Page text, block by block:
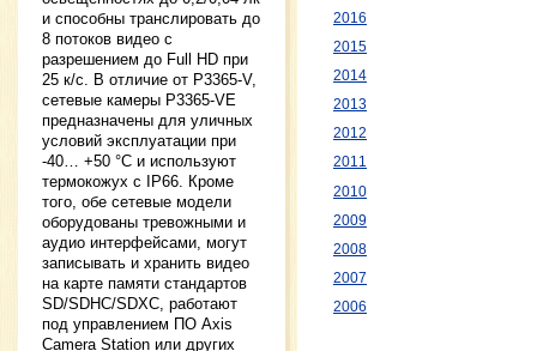
и способны транслировать до
8 потоков видео с
разрешением до Full HD при
25 к/с. В отличие от P3365-V,
сетевые камеры P3365-VЕ
предназначены для уличных
условий эксплуатации при
-40… +50 °C и используют
термокожух с IP66. Кроме
того, обе сетевые модели
оборудованы тревожными и
аудио интерфейсами, могут
записывать и хранить видео
на карте памяти стандартов
SD/SDHC/SDХC, работают
под управлением ПО Axis
Camera Station или других
2016
2015
2014
2013
2012
2011
2010
2009
2008
2007
2006